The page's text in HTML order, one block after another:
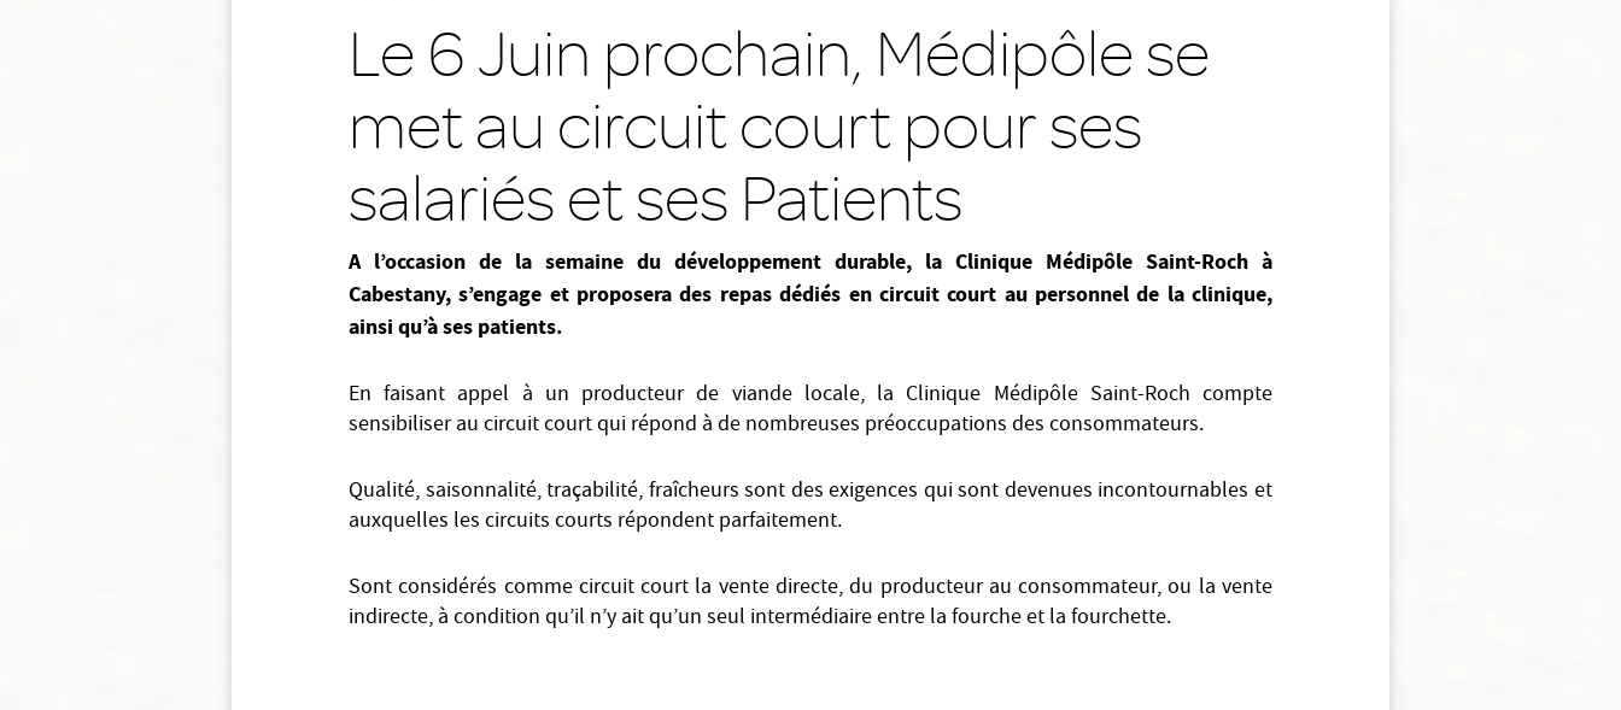
Le 6 Juin prochain, Médipôle se
met au circuit court pour ses
salariés et ses Patients
A l’occasion de la semaine du développement durable, la Clinique Médipôle Saint-Roch à
Cabestany, s’engage et proposera des repas dédiés en circuit court au personnel de la clinique,
ainsi qu’à ses patients.
En faisant appel à un producteur de viande locale, la Clinique Médipôle Saint-Roch compte
sensibiliser au circuit court qui répond à de nombreuses préoccupations des consommateurs.
Qualité, saisonnalité, traçabilité, fraîcheurs sont des exigences qui sont devenues incontournables et
auxquelles les circuits courts répondent parfaitement.
Sont considérés comme circuit court la vente directe, du producteur au consommateur, ou la vente
indirecte, à condition qu’il n’y ait qu’un seul intermédiaire entre la fourche et la fourchette.